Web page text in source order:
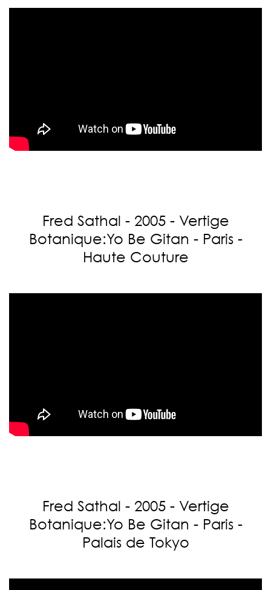
Fred Sathal - 2005 - Vertige
Botanique:Yo Be Gitan - Paris -
Haute Couture
Fred Sathal - 2005 - Vertige
Botanique:Yo Be Gitan - Paris -
Palais de Tokyo